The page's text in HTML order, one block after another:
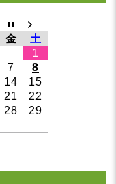
金
土
1
7
8
14
15
21
22
28
29